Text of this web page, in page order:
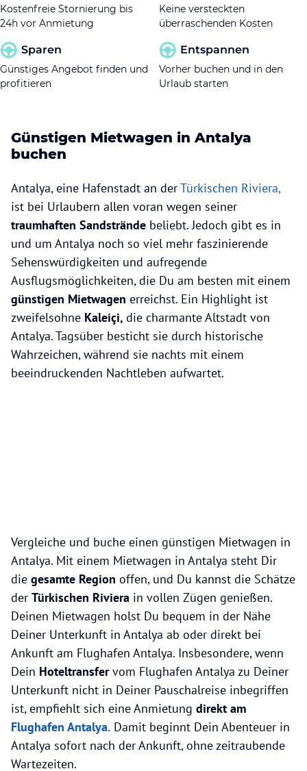
Kostenfreie Stornierung bis
24h vor Anmietung
Keine versteckten
überraschenden Kosten
Sparen
Günstiges Angebot finden und
profitieren
Entspannen
Vorher buchen und in den
Urlaub starten
Günstigen Mietwagen in Antalya
buchen
Antalya, eine Hafenstadt an derTürkischen Riviera,
ist bei Urlaubern allen voran wegen seiner
traumhaften Sandstrände beliebt. Jedoch gibt es in
und um Antalya noch so viel mehr faszinierende
Sehenswürdigkeiten und aufregende
Ausflugsmöglichkeiten, die Du am besten mit einem
günstigen Mietwagen erreichst. Ein Highlight ist
zweifelsohne Kaleiçi, die charmante Altstadt von
Antalya. Tagsüber besticht sie durch historische
Wahrzeichen, während sie nachts mit einem
beeindruckenden Nachtleben aufwartet.
Vergleiche und buche einen günstigen Mietwagen in
Antalya. Mit einem Mietwagen in Antalya steht Dir
die gesamte Region offen, und Du kannst die Schätze
der Türkischen Riviera in vollen Zügen genießen.
Deinen Mietwagen holst Du bequem in der Nähe
Deiner Unterkunft in Antalya ab oder direkt bei
Ankunft am Flughafen Antalya. Insbesondere, wenn
Dein Hoteltransfervom Flughafen Antalya zu Deiner
Unterkunft nicht in Deiner Pauschalreise inbegriffen
ist, empfiehlt sich eine Anmietung direkt am
Flughafen Antalya. Damit beginnt Dein Abenteuer in
Antalya sofort nach der Ankunft, ohne zeitraubende
Wartezeiten.